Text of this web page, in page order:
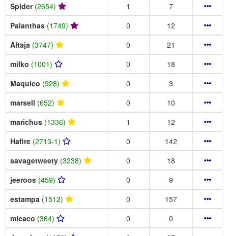
Spider (2654) 1
7
Palanthas (1749) 0
12
Altaja (3747) 0
21
milko (1001) 0
18
Maquico (928) 0
3
marsell (652) 0
10
marichus (1336) 1
12
Hafire (2713-1) 0
142
savagetweety (3238) 0
18
jeeroos (459) 0
9
estampa (1512) 0
157
micaco (364) 0
0